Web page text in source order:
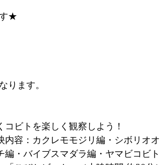
す★
ります。
コビトを楽しく観察しよう！
内容：カクレモモジリ編・シボリオオ
編・バイブスマダラ編・ヤマビコビト